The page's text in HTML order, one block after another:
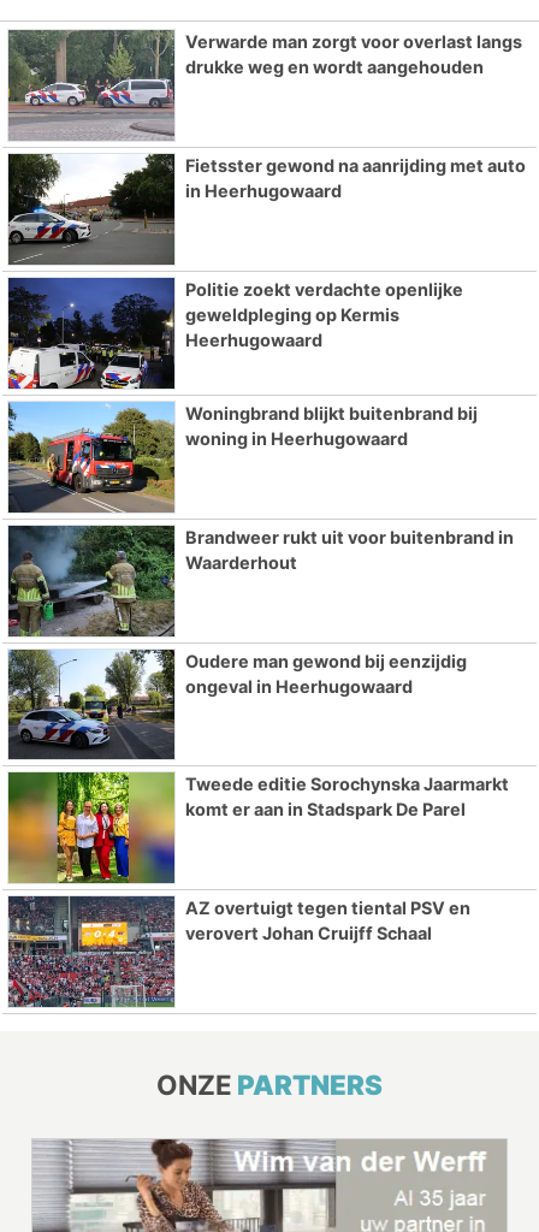
Verwarde man zorgt voor overlast langs
drukke weg en wordt aangehouden
Fietsster gewond na aanrijding met auto
in Heerhugowaard
Politie zoekt verdachte openlijke
geweldpleging op Kermis
Heerhugowaard
Woningbrand blijkt buitenbrand bij
woning in Heerhugowaard
Brandweer rukt uit voor buitenbrand in
Waarderhout
Oudere man gewond bij eenzijdig
ongeval in Heerhugowaard
Tweede editie Sorochynska Jaarmarkt
komt er aan in Stadspark De Parel
AZ overtuigt tegen tiental PSV en
verovert Johan Cruijff Schaal
ONZE PARTNERS